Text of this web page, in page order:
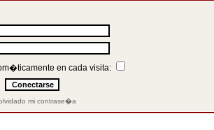
en cada visita:
mi contrase�a